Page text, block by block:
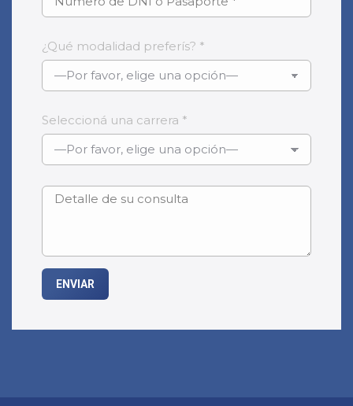
¿Qué modalidad preferís? *
Seleccioná una carrera *